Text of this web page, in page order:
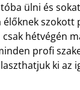
ülni és
élőknek
hétvégén
profi
ki az